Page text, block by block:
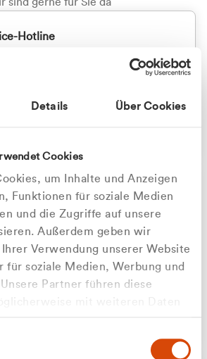
Details Über Cookies
Cookies
um Inhalte und Anzeigen
Funktionen für soziale Medien
und die Zugriffe auf unsere
Außerdem geben wir
Ihrer Verwendung unserer Website
für soziale Medien, Werbung und
Partner führen diese
Hotline
Apilash Balanesan